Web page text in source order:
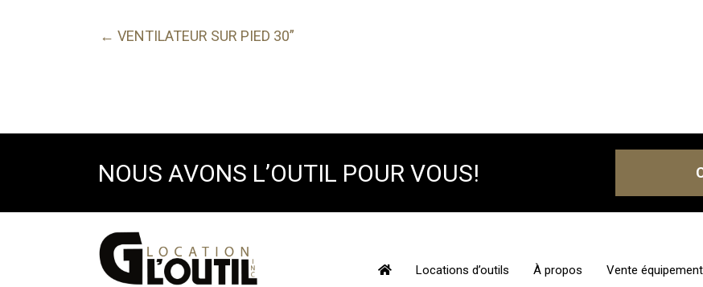
← VENTILATEUR SUR PIED 30”
NOUS AVONS L’OUTIL POUR VOUS!
Locations d’outils À propos Vente